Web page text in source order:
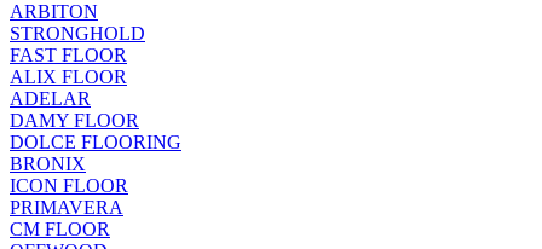
ARBITON
STRONGHOLD
FAST FLOOR
ALIX FLOOR
ADELAR
DAMY FLOOR
DOLCE FLOORING
BRONIX
ICON FLOOR
PRIMAVERA
CM FLOOR